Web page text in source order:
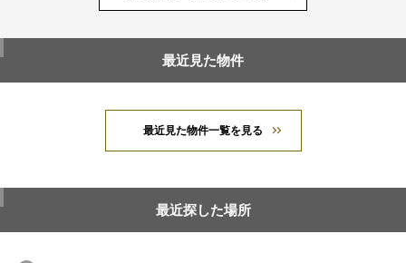
最近見た物件
最近見た物件一覧を見る
最近探した場所